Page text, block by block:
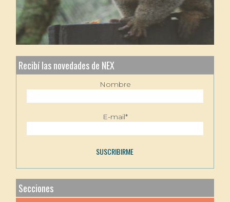
Recibí las novedades de NEX
Nombre
E-mail*
Secciones